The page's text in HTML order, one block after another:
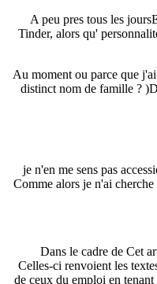
A peu pres tous les
Tinder, alors qu'
Au moment ou parce que
distinct nom de famille ?
), ! je n'en me sens pas
Comme alors je n'ai
Dans le cadre de Cet
Celles-ci renvoient les
de ceux du emploi en